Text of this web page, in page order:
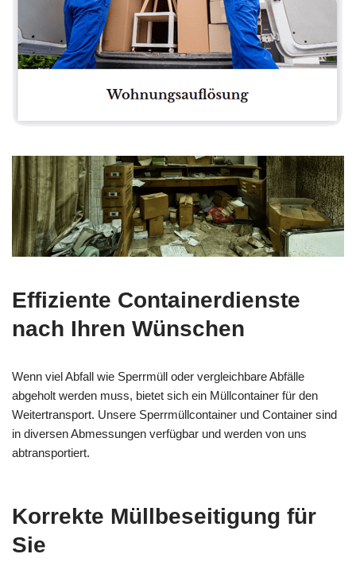
Effiziente Containerdienste
nach Ihren Wünschen
Wenn viel Abfall wie Sperrmüll oder vergleichbare Abfälle
abgeholt werden muss, bietet sich ein Müllcontainer für den
Weitertransport. Unsere Sperrmüllcontainer und Container sind
in diversen Abmessungen verfügbar und werden von uns
abtransportiert.
Korrekte Müllbeseitigung für
Sie